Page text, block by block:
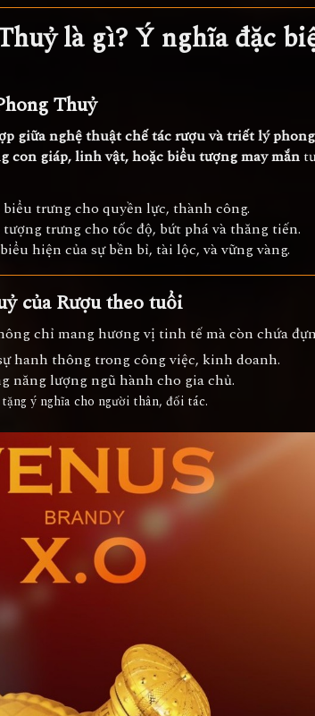
là gì? Ý nghĩa đặc
Thuỷ
giữa nghệ thuật chế tác rượu và triết lý
con giáp, linh vật, hoặc biểu tượng may mắn
biểu trưng cho quyền lực, thành công.
tượng trưng cho tốc độ, bứt phá và thăng tiến.
hiện của sự bền bỉ, tài lộc, và vững vàng.
của Rượu theo tuổi
chỉ mang hương vị tinh tế mà còn chứa
hanh thông trong công việc, kinh doanh.
năng lượng ngũ hành cho gia chủ.
ý nghĩa cho người thân, đối tác.